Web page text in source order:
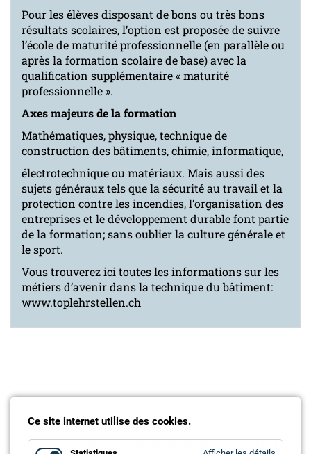
Pour les élèves disposant de bons ou très bons
résultats scolaires, l’option est proposée de suivre
l’école de maturité professionnelle (en parallèle ou
après la formation scolaire de base) avec la
qualification supplémentaire « maturité
professionnelle ».
Axes majeurs de la formation
Mathématiques, physique, technique de
construction des bâtiments, chimie, informatique,
électrotechnique ou matériaux. Mais aussi des
sujets généraux tels que la sécurité au travail et la
protection contre les incendies, l’organisation des
entreprises et le développement durable font partie
de la formation; sans oublier la culture générale et
le sport.
Vous trouverez ici toutes les informations sur les
métiers d’avenir dans la technique du bâtiment:
www.toplehrstellen.ch
Partenaire
La relève est un investissement en l’avenir! Les
Ce site internet utilise des cookies.